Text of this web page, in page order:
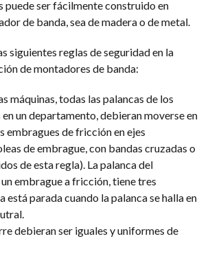
puede ser fácilmente construido en
de banda, sea de madera o de metal.
siguientes reglas de seguridad en la
de montadores de banda:
máquinas, todas las palancas de los
un departamento, debieran moverse en
embragues de fricción en ejes
de embrague, con bandas cruzadas o
de esta regla). La palanca del
embrague a fricción, tiene tres
está parada cuando la palanca se halla en
debieran ser iguales y uniformes de